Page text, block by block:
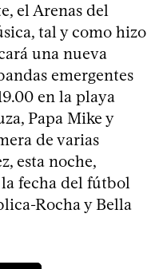
el Arenas del
tal y como hizo
una nueva
emergentes
en la playa
Papa Mike y
de varias
esta noche,
fecha del fútbol
Rocha y Bella